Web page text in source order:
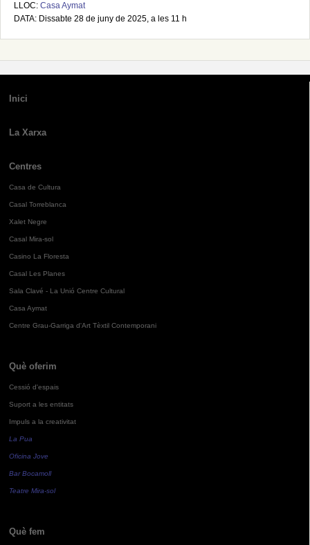
LLOC: Casa Aymat
DATA: Dissabte 28 de juny de 2025, a les 11 h
Inici
La Xarxa
Centres
Casa de Cultura
Casal Torreblanca
Xalet Negre
Casal Mira-sol
Casino La Floresta
Casal Les Planes
Sala Clavé - La Unió Centre Cultural
Casa Aymat
Centre Grau-Garriga d'Art Tèxtil Contemporani
Què oferim
Cessió d'espais
Suport a les entitats
Impuls a la creativitat
La Pua
Oficina Jove
Bar Bocamoll
Teatre Mira-sol
Què fem